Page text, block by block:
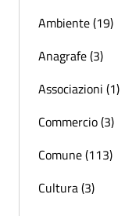
Ambiente (19)
Anagrafe (3)
Associazioni (1)
Commercio (3)
Comune (113)
Cultura (3)